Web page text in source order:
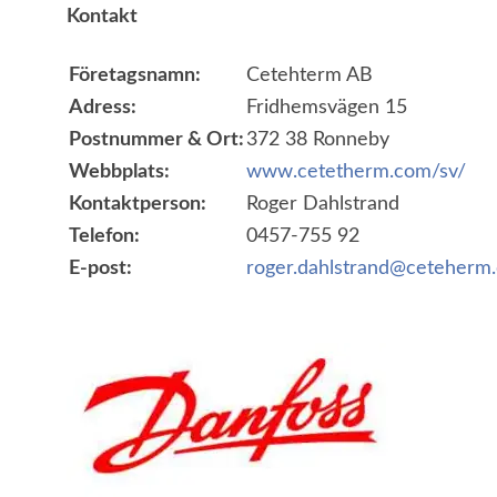
Kontakt
Företagsnamn:
Cetehterm AB
Adress:
Fridhemsvägen 15
Postnummer & Ort: 372 38 Ronneby
Webbplats:
www.cetetherm.com/sv/
Kontaktperson:
Roger Dahlstrand
Telefon:
0457-755 92
E-post: